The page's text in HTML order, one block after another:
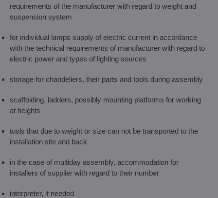
requirements of the manufacturer with regard to weight and
suspension system
for individual lamps supply of electric current in accordance
with the technical requirements of manufacturer with regard to
electric power and types of lighting sources
storage for chandeliers, their parts and tools during assembly
scaffolding, ladders, possibly mounting platforms for working
at heights
tools that due to weight or size can not be transported to the
installation site and back
in the case of multiday assembly, accommodation for
installers of supplier with regard to their number
interpreter, if needed